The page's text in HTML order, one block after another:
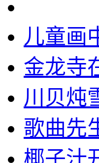
儿童画
金龙寺
川贝炖
歌曲先